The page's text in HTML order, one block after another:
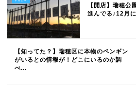
【開店】瑞穂公
進んでる♪12月
【知ってた？】瑞穂区に本物のペンギン
がいるとの情報が！どこにいるのか調
べ...